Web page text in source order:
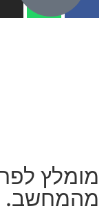
מומלץ
מהמחשב.